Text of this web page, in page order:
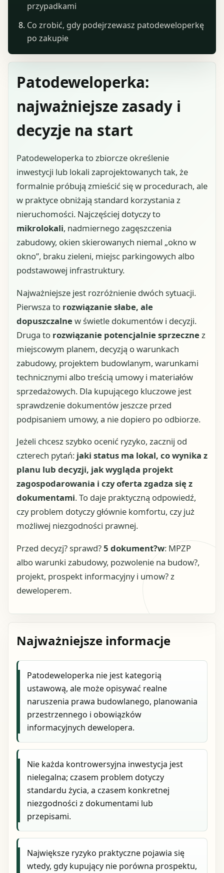
Patodeweloperka:
najważniejsze zasady i
decyzje na start
Patodeweloperka to zbiorcze określenie
inwestycji lub lokali zaprojektowanych tak, że
formalnie próbują zmieścić się w procedurach, ale
w praktyce obniżają standard korzystania z
nieruchomości. Najczęściej dotyczy to
mikrolokali, nadmiernego zagęszczenia
zabudowy, okien skierowanych niemal „okno w
okno”, braku zieleni, miejsc parkingowych albo
podstawowej infrastruktury.
Najważniejsze jest rozróżnienie dwóch sytuacji.
Pierwsza to rozwiązanie słabe, ale
dopuszczalne w świetle dokumentów i decyzji.
Druga to rozwiązanie potencjalnie sprzeczne z
miejscowym planem, decyzją o warunkach
zabudowy, projektem budowlanym, warunkami
technicznymi albo treścią umowy i materiałów
sprzedażowych. Dla kupującego kluczowe jest
sprawdzenie dokumentów jeszcze przed
podpisaniem umowy, a nie dopiero po odbiorze.
Jeżeli chcesz szybko ocenić ryzyko, zacznij od
czterech pytań: jaki status ma lokal, co wynika z
planu lub decyzji, jak wygląda projekt
zagospodarowania i czy oferta zgadza się z
dokumentami. To daje praktyczną odpowiedź,
czy problem dotyczy głównie komfortu, czy już
możliwej niezgodności prawnej.
Przed decyzj? sprawd?5 dokument?w: MPZP
albo warunki zabudowy, pozwolenie na budow?,
projekt, prospekt informacyjny i umow? z
deweloperem.
Najważniejsze informacje
Patodeweloperka nie jest kategorią
ustawową, ale może opisywać realne
naruszenia prawa budowlanego, planowania
przestrzennego i obowiązków
informacyjnych dewelopera.
Nie każda kontrowersyjna inwestycja jest
nielegalna; czasem problem dotyczy
standardu życia, a czasem konkretnej
niezgodności z dokumentami lub
przepisami.
Największe ryzyko praktyczne pojawia się
wtedy, gdy kupujący nie porówna prospektu,
przypadkami
Co zrobić, gdy podejrzewasz patodeweloperkę
po zakupie